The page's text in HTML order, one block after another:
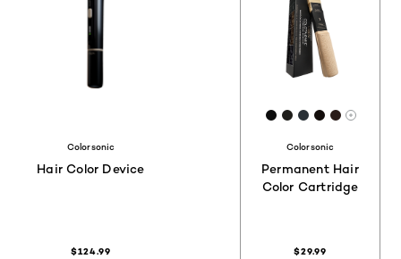
Colorsonic
Hair Color Device
$124.99
[Color]: #0D0D0D
[Color]: #1F1E1B
[Color]:
[Color]:
[Color]:
Hay
Colorsonic
Permanent Hair
Color Cartridge
$29.99